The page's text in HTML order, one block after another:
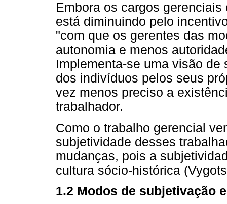
Embora os cargos
está diminuindo pelo
"com que os gerentes das
autonomia e menos
Implementa-se uma visão
dos indivíduos pelos seus
vez menos preciso a
trabalhador.
Como o trabalho gerencial
subjetividade desses
mudanças, pois a
cultura sócio-histórica
1.2 Modos de subjetivação